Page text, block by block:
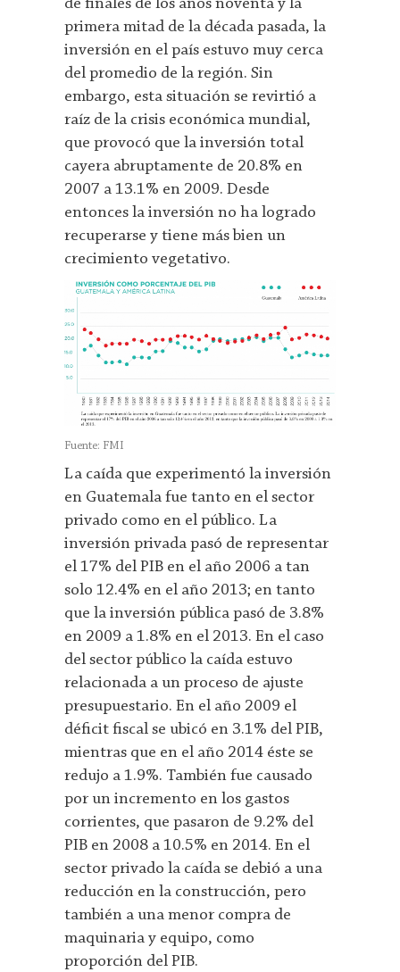
de finales de los años noventa y la
primera mitad de la década pasada, la
inversión en el país estuvo muy cerca
del promedio de la región. Sin
embargo, esta situación se revirtió a
raíz de la crisis económica mundial,
que provocó que la inversión total
cayera abruptamente de 20.8% en
2007 a 13.1% en 2009. Desde
entonces la inversión no ha logrado
recuperarse y tiene más bien un
crecimiento vegetativo.
Fuente: FMI
La caída que experimentó la inversión
en Guatemala fue tanto en el sector
privado como en el público. La
inversión privada pasó de representar
el 17% del PIB en el año 2006 a tan
solo 12.4% en el año 2013; en tanto
que la inversión pública pasó de 3.8%
en 2009 a 1.8% en el 2013. En el caso
del sector público la caída estuvo
relacionada a un proceso de ajuste
presupuestario. En el año 2009 el
déficit fiscal se ubicó en 3.1% del PIB,
mientras que en el año 2014 éste se
redujo a 1.9%. También fue causado
por un incremento en los gastos
corrientes, que pasaron de 9.2% del
PIB en 2008 a 10.5% en 2014. En el
sector privado la caída se debió a una
reducción en la construcción, pero
también a una menor compra de
maquinaria y equipo, como
proporción del PIB.